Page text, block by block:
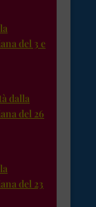
del 3 e
dalla
del 26
del 23